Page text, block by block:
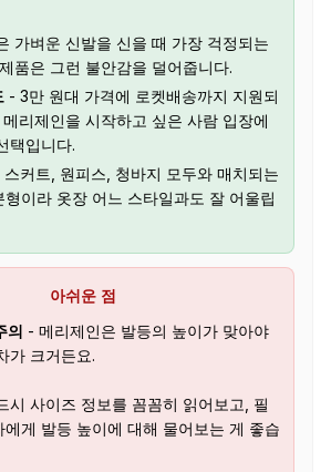
가벼운 신발을 신을 때 가장 걱정되는
품은 그런 불안감을 덜어줍니다.
- 3만 원대 가격에 로켓배송까지 지원되
리제인을 시작하고 싶은 사람 입장에
택입니다.
스커트, 원피스, 청바지 모두와 매치되는
이라 옷장 어느 스타일과도 잘 어울립
아쉬운 점
의 - 메리제인은 발등의 높이가 맞아야
가 크거든요.
시 사이즈 정보를 꼼꼼히 읽어보고, 필
에게 발등 높이에 대해 물어보는 게 좋습